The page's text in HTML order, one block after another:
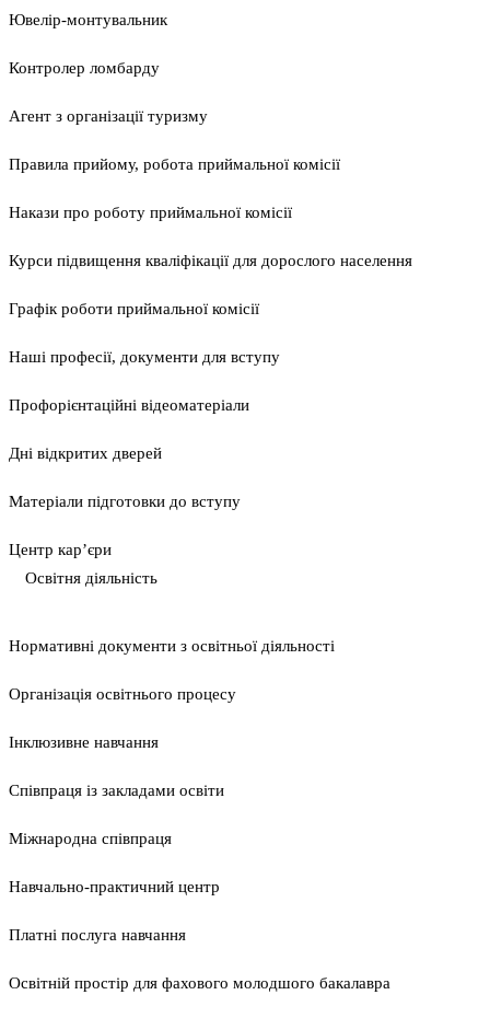
Ювелір-монтувальник
Контролер ломбарду
Агент з організації туризму
Правила прийому, робота приймальної комісії
Накази про роботу приймальної комісії
Курси підвищення кваліфікації для дорослого населення
Графік роботи приймальної комісії
Наші професії, документи для вступу
Профорієнтаційні відеоматеріали
Дні відкритих дверей
Матеріали підготовки до вступу
Центр кар’єри
Освітня діяльність
Нормативні документи з освітньої діяльності
Організація освітнього процесу
Інклюзивне навчання
Співпраця із закладами освіти
Міжнародна співпраця
Навчально-практичний центр
Платні послуга навчання
Освітній простір для фахового молодшого бакалавра